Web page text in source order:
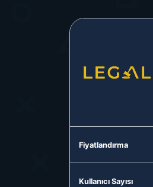
Fiyatlandırma
Kullanıcı Sayısı